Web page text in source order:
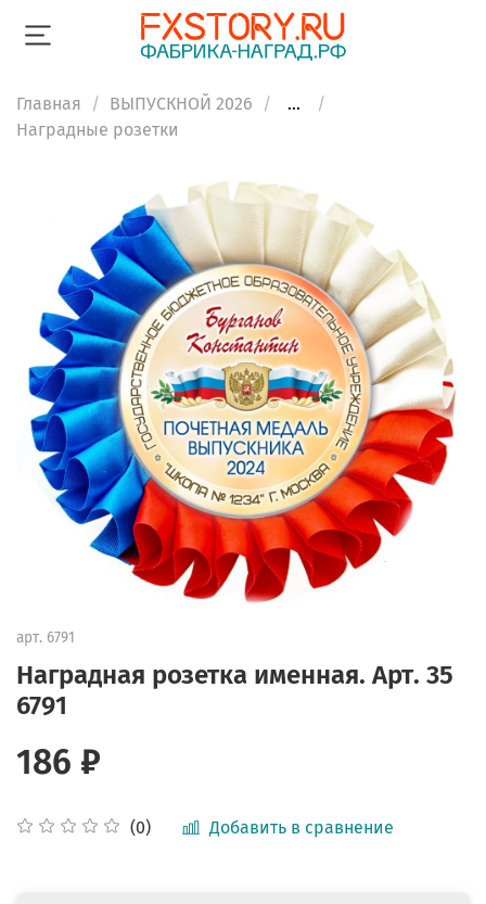
Главная ВЫПУСКНОЙ 2026
...
Наградные розетки
арт. 6791
Наградная розетка именная. Арт. 35
6791
(0) Добавить в сравнение
186 ₽